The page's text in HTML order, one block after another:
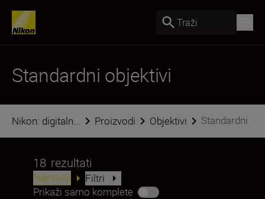
Traži
Standardni objektivi
Nikon: digitaln... Proizvodi Objektivi Standardni
18 rezultati
Najnoviji
Filtri
Prikaži samo komplete